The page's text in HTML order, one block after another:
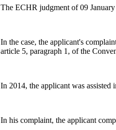
The ECHR judgment of 09
In the case, the applicant's
article 5, paragraph 1, of the
In 2014, the applicant was assisted
In his complaint, the applicant